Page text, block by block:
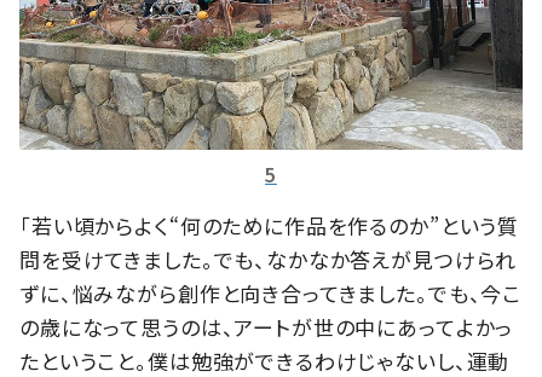
5
「若い頃からよく“何のために作品を作るのか”という質
問を受けてきました。でも、なかなか答えが見つけられ
ずに、悩みながら創作と向き合ってきました。でも、今こ
の歳になって思うのは、アートが世の中にあってよかっ
たということ。僕は勉強ができるわけじゃないし、運動